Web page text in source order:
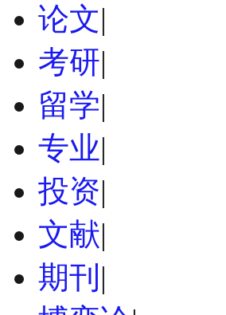
论文|
考研|
留学|
专业|
投资|
文献|
期刊 |